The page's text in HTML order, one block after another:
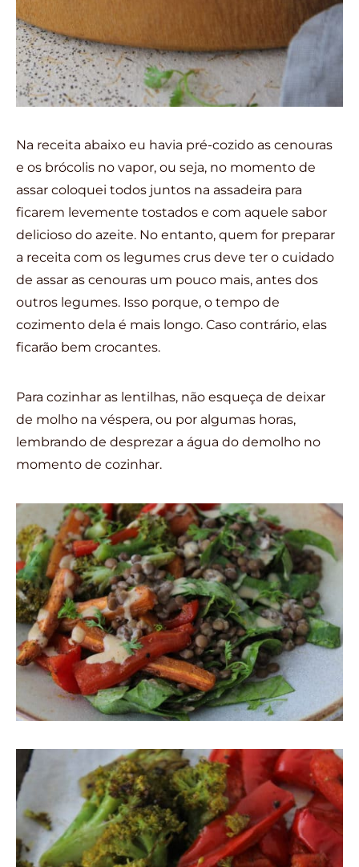
Na receita abaixo eu havia pré-cozido as cenouras
e os brócolis no vapor, ou seja, no momento de
assar coloquei todos juntos na assadeira para
ficarem levemente tostados e com aquele sabor
delicioso do azeite. No entanto, quem for preparar
a receita com os legumes crus deve ter o cuidado
de assar as cenouras um pouco mais, antes dos
outros legumes. Isso porque, o tempo de
cozimento dela é mais longo. Caso contrário, elas
ficarão bem crocantes.
Para cozinhar as lentilhas, não esqueça de deixar
de molho na véspera, ou por algumas horas,
lembrando de desprezar a água do demolho no
momento de cozinhar.